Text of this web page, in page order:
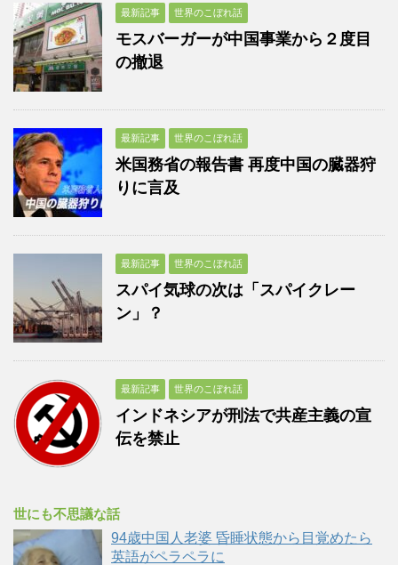
最新記事 世界のこぼれ話
モスバーガーが中国事業から２度目
の撤退
最新記事 世界のこぼれ話
米国務省の報告書 再度中国の臓器狩
りに言及
最新記事 世界のこぼれ話
スパイ気球の次は「スパイクレー
ン」？
最新記事 世界のこぼれ話
インドネシアが刑法で共産主義の宣
伝を禁止
世にも不思議な話
94歳中国人老婆 昏睡状態から目覚めたら
英語がペラペラに